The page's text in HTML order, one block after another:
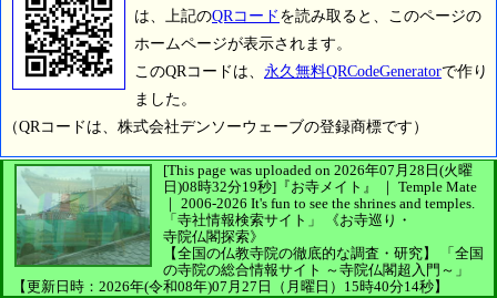
は、上記のQRコード を読み取ると、このページの
ホームページが表示されます。
このQRコードは、 永久無料QRCodeGeneratorで作り
ました。
（QRコードは、株式会社デンソーウェーブの登録商標です）
[This page was uploaded on 2026年07月28日(火曜
日)08時32分19秒] 『お寺メイト』 ｜ Temple Mate
｜ 2006-2026 It's fun to see the shrines and temples.
「寺社情報検索サイト」
《お寺巡り・
寺院仏閣探索》
【全国の仏教寺院の徹底的な調査・研究】
「全国
の寺院の総合情報サイト ～寺院仏閣超入門～」
【更新日時：2026年(令和08年)07月27日（月曜日）15時40分14秒】